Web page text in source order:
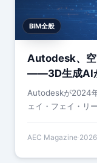
BIM全般
Autodesk、
――3D生成AI
Autodeskが2024
ェイ・フェイ・リ
の…
AEC Magazine